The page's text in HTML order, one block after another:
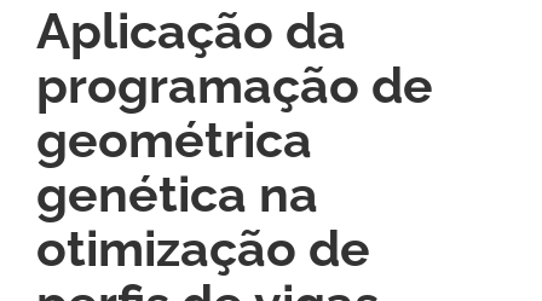
Aplicação da
programação de
geométrica
genética na
otimização de